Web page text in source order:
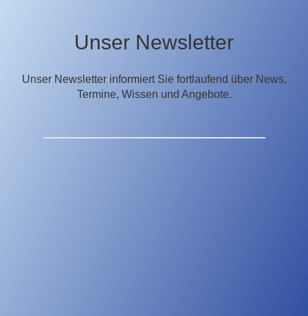
Unser Newsletter
Unser Newsletter informiert Sie fortlaufend über News,
Termine, Wissen und Angebote.